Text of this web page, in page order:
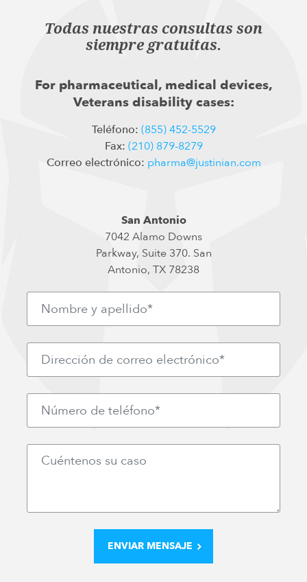
Todas nuestras consultas son
siempre gratuitas.
For pharmaceutical, medical devices,
Veterans disability cases:
Teléfono: (855) 452-5529
Fax: (210) 879-8279
Correo electrónico: pharma@justinian.com
San Antonio
7042 Alamo Downs
Parkway, Suite 370. San
Antonio, TX 78238